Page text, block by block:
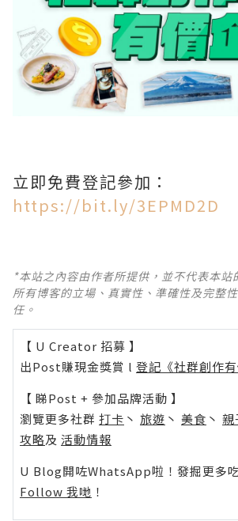
立即免費登記參加：
https://bit.ly/3EPMD2D
*本站之內容由作者所提供，並不代表本站
所有博客的立場、真實性、準確性及完整
任。
【 U Creator 招募 】
出Post賺現金獎賞 l 登記《社群創作有
【 睇Post + 參加品牌活動 】
瀏覽更多社群 打卡 丶 旅遊 丶 美食 丶 親
攻略及 活動情報
U Blog開咗WhatsApp啦！發掘更多
Follow 我哋 ！